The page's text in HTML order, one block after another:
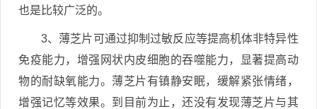
也是比较广泛的。
3、薄芝片可通过抑制过敏反应等提高机体非特异性
免疫能力，增强网状内皮细胞的吞噬能力，显著提高动
物的耐缺氧能力。薄芝片有镇静安眠，缓解紧张情绪，
增强记忆等效果。到目前为止，还没有发现薄芝片与其